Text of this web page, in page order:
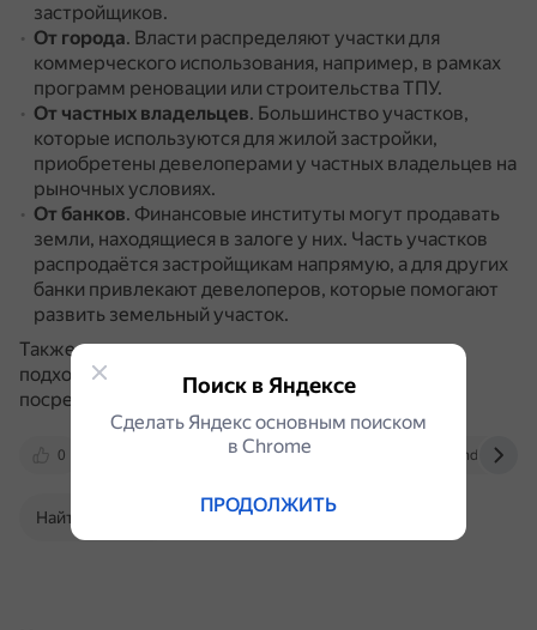
застройщиков.
От города. Власти распределяют участки для
коммерческого использования, например, в рамках
программ реновации или строительства ТПУ.
От частных владельцев. Большинство участков,
которые используются для жилой застройки,
приобретены девелоперами у частных владельцев на
рыночных условиях.
От банков. Финансовые институты могут продавать
земли, находящиеся в залоге у них. Часть участков
распродаётся застройщикам напрямую, а для других
банки привлекают девелоперов, которые помогают
развить земельный участок.
Также девелоперы могут самостоятельно искать
подходящие участки, в том числе с помощью
посредников.
0 kz.kursiv.media yandex.ru
Найти в Поиске
Поиск в Яндексе
Сделать Яндекс основным поиском
в Сhrome
ПРОДОЛЖИТЬ